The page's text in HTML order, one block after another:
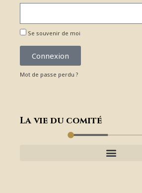
Se souvenir de moi
Connexion
Mot de passe perdu ?
La vie du comité